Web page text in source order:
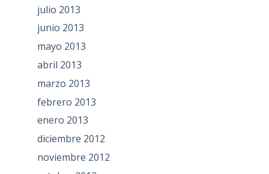
julio 2013
junio 2013
mayo 2013
abril 2013
marzo 2013
febrero 2013
enero 2013
diciembre 2012
noviembre 2012